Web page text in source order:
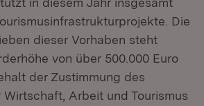
Die
dieser Vorhaben steht
von über 500.000 Euro
der Zustimmung des
Arbeit und Tourismus